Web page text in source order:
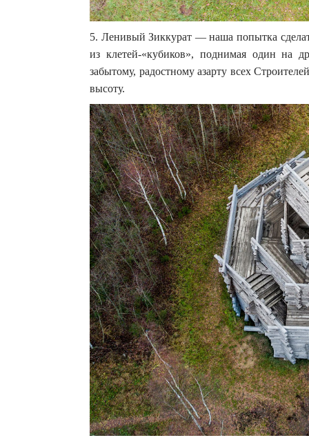
5. Ленивый Зиккурат — наша попытка
из клетей-«кубиков», поднимая один на
забытому, радостному азарту всех
высоту.